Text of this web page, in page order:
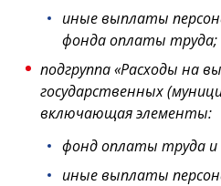
иные выплаты
фонда оплаты труда;
подгруппа «Расходы на
государственных
включающая элементы:
фонд оплаты труда и
иные выплаты